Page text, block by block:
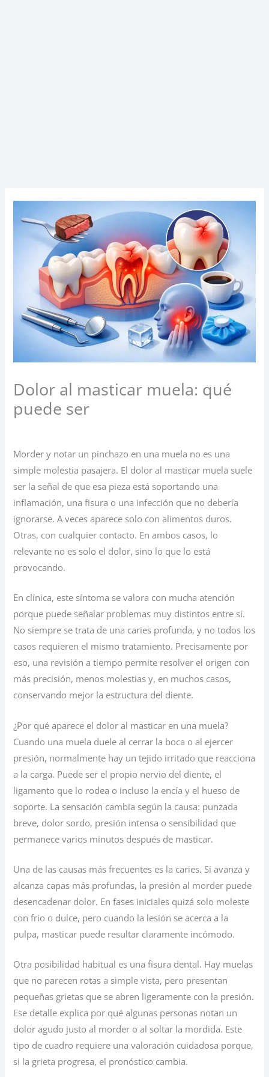
Dolor al masticar muela: qué
puede ser
Morder y notar un pinchazo en una muela no es una
simple molestia pasajera. El dolor al masticar muela suele
ser la señal de que esa pieza está soportando una
inflamación, una fisura o una infección que no debería
ignorarse. A veces aparece solo con alimentos duros.
Otras, con cualquier contacto. En ambos casos, lo
relevante no es solo el dolor, sino lo que lo está
provocando.
En clínica, este síntoma se valora con mucha atención
porque puede señalar problemas muy distintos entre sí.
No siempre se trata de una caries profunda, y no todos los
casos requieren el mismo tratamiento. Precisamente por
eso, una revisión a tiempo permite resolver el origen con
más precisión, menos molestias y, en muchos casos,
conservando mejor la estructura del diente.
¿Por qué aparece el dolor al masticar en una muela?
Cuando una muela duele al cerrar la boca o al ejercer
presión, normalmente hay un tejido irritado que reacciona
a la carga. Puede ser el propio nervio del diente, el
ligamento que lo rodea o incluso la encía y el hueso de
soporte. La sensación cambia según la causa: punzada
breve, dolor sordo, presión intensa o sensibilidad que
permanece varios minutos después de masticar.
Una de las causas más frecuentes es la caries. Si avanza y
alcanza capas más profundas, la presión al morder puede
desencadenar dolor. En fases iniciales quizá solo moleste
con frío o dulce, pero cuando la lesión se acerca a la
pulpa, masticar puede resultar claramente incómodo.
Otra posibilidad habitual es una fisura dental. Hay muelas
que no parecen rotas a simple vista, pero presentan
pequeñas grietas que se abren ligeramente con la presión.
Ese detalle explica por qué algunas personas notan un
dolor agudo justo al morder o al soltar la mordida. Este
tipo de cuadro requiere una valoración cuidadosa porque,
si la grieta progresa, el pronóstico cambia.